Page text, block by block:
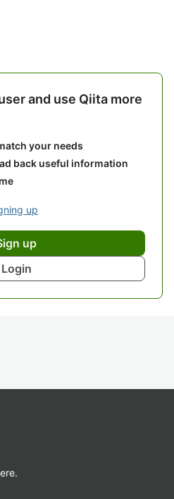
and use Qiita more
your needs
back useful information
up
up
Login